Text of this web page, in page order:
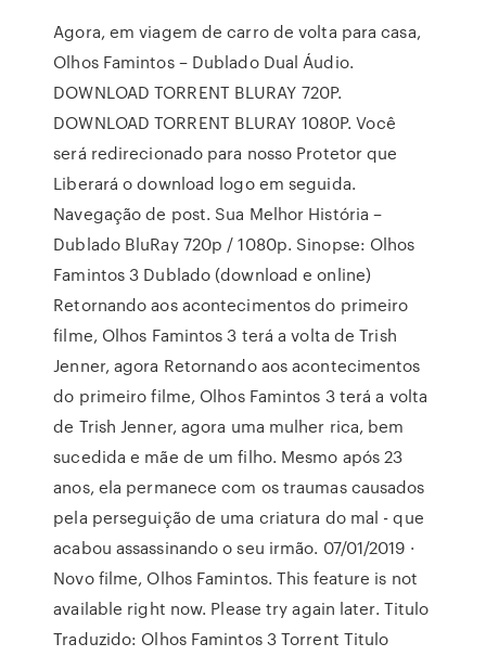
Agora, em viagem de carro de volta para casa,
Olhos Famintos – Dublado Dual Áudio.
DOWNLOAD TORRENT BLURAY 720P.
DOWNLOAD TORRENT BLURAY 1080P. Você
será redirecionado para nosso Protetor que
Liberará o download logo em seguida.
Navegação de post. Sua Melhor História –
Dublado BluRay 720p / 1080p. Sinopse: Olhos
Famintos 3 Dublado (download e online)
Retornando aos acontecimentos do primeiro
filme, Olhos Famintos 3 terá a volta de Trish
Jenner, agora Retornando aos acontecimentos
do primeiro filme, Olhos Famintos 3 terá a volta
de Trish Jenner, agora uma mulher rica, bem
sucedida e mãe de um filho. Mesmo após 23
anos, ela permanece com os traumas causados
pela perseguição de uma criatura do mal - que
acabou assassinando o seu irmão. 07/01/2019 ·
Novo filme, Olhos Famintos. This feature is not
available right now. Please try again later. Titulo
Traduzido: Olhos Famintos 3 Torrent Titulo